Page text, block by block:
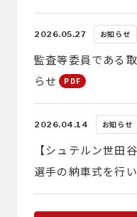
2026.05.27 お知らせ
監査等委員である
らせ
2026.04.14 お知らせ
【シュテルン世田
選手の納車式を行い